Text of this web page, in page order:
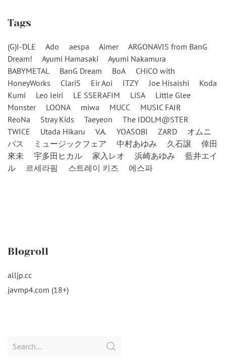
Tags
(G)I-DLE Ado aespa Aimer
ARGONAVIS from BanG
Dream!
Ayumi Hamasaki
Ayumi Nakamura
BABYMETAL
BanG Dream BoA
CHiCO with
HoneyWorks
ClariS Eir Aoi ITZY Joe Hisaishi
Koda
Kumi
Leo Ieiri LE SSERAFIM LiSA
Little Glee
Monster
LOONA miwa MUCC
MUSIC FAIR
ReoNa
Stray Kids Taeyeon
The IDOLM@STER
TWICE
Utada Hikaru V.A. YOASOBI ZARD
オムニ
バス
ミュージックフェア 中村あゆみ 久石譲
倖田
來未
宇多田ヒカル 家入レオ 浜崎あゆみ
藍井エイ
ル
르세라핌 스트레이 키즈 에스파
Blogroll
alljp.cc
javmp4.com (18+)
Search